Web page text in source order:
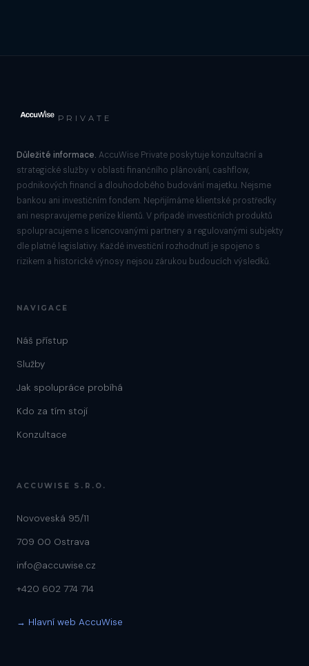
PRIVATE
Důležité informace. AccuWise Private poskytuje konzultační a
strategické služby v oblasti finančního plánování, cashflow,
podnikových financí a dlouhodobého budování majetku. Nejsme
bankou ani investičním fondem. Nepřijímáme klientské prostředky
ani nespravujeme peníze klientů. V případě investičních produktů
spolupracujeme s licencovanými partnery a regulovanými subjekty
dle platné legislativy. Každé investiční rozhodnutí je spojeno s
rizikem a historické výnosy nejsou zárukou budoucích výsledků.
NAVIGACE
Náš přístup
Služby
Jak spolupráce probíhá
Kdo za tím stojí
Konzultace
ACCUWISE S.R.O.
Novoveská 95/11
709 00 Ostrava
info@accuwise.cz
+420 602 774 714
→ Hlavní web AccuWise